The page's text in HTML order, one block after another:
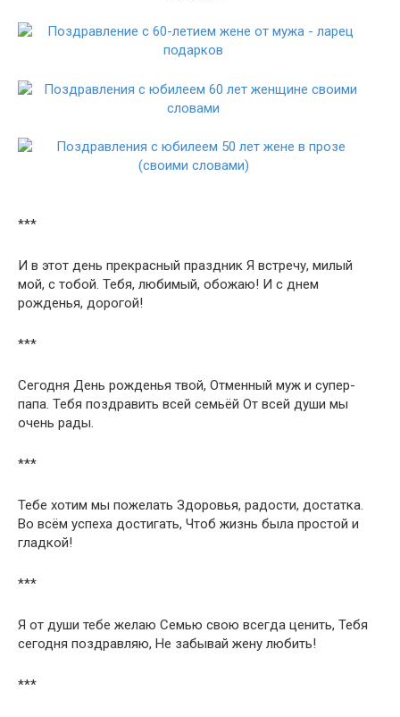
***
И в этот день прекрасный праздник Я встречу, милый
мой, с тобой. Тебя, любимый, обожаю! И с днем
рожденья, дорогой!
***
Сегодня День рожденья твой, Отменный муж и супер-
папа. Тебя поздравить всей семьёй От всей души мы
очень рады.
***
Тебе хотим мы пожелать Здоровья, радости, достатка.
Во всём успеха достигать, Чтоб жизнь была простой и
гладкой!
***
Я от души тебе желаю Семью свою всегда ценить, Тебя
сегодня поздравляю, Не забывай жену любить!
***